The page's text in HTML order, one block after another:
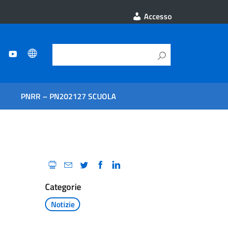
Accesso
PNRR – PN202127 SCUOLA
Categorie
Notizie